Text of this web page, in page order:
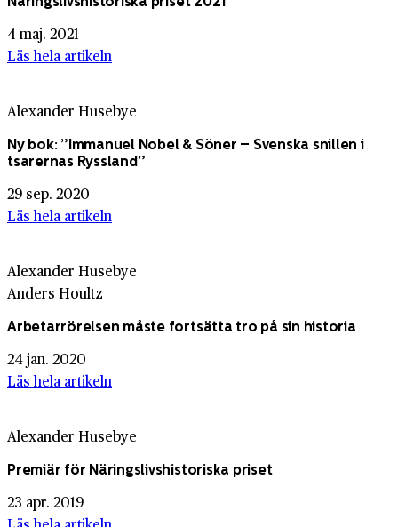
4 maj. 2021
Läs hela artikeln
Alexander Husebye
Ny bok: ”Immanuel Nobel & Söner – Svenska snillen i
tsarernas Ryssland”
29 sep. 2020
Läs hela artikeln
Alexander Husebye
Anders Houltz
Arbetar­rörelsen måste fortsätta tro på sin historia
24 jan. 2020
Läs hela artikeln
Alexander Husebye
Premiär för Näringslivshistoriska priset
23 apr. 2019